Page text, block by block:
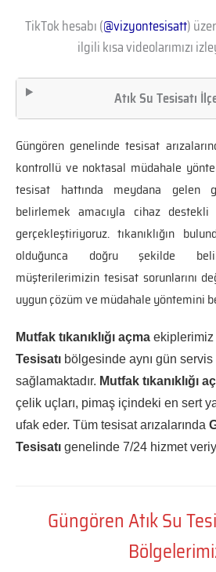
TikTok hesabı (@vizyontesisatt)
ilgili kısa videolarımızı
Atık Su Tesisatı
Güngören genelinde tesisat
kontrollü ve noktasal müdahale
tesisat hattında meydana gelen
belirlemek amacıyla cihaz
gerçekleştiriyoruz. tıkanıklığın
olduğunca doğru şekilde
müşterilerimizin tesisat sorunlarını
uygun çözüm ve müdahale yöntemini
Mutfak tıkanıklığı açma ekiplerimiz
Tesisatı bölgesinde aynı gün servis
sağlamaktadır. Mutfak tıkanıklığı
çelik uçları, pimaş içindeki en sert
ufak eder. Tüm tesisat arızalarında
Tesisatı genelinde 7/24 hizmet
Güngören Atık Su